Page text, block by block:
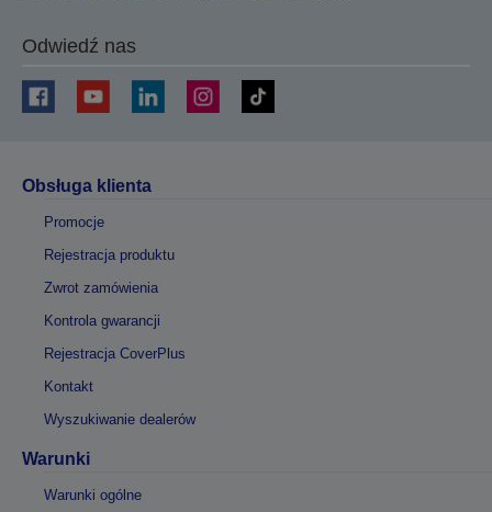
Odwiedź nas
Obsługa klienta
Promocje
Rejestracja produktu
Zwrot zamówienia
Kontrola gwarancji
Rejestracja CoverPlus
Kontakt
Wyszukiwanie dealerów
Warunki
Warunki ogólne